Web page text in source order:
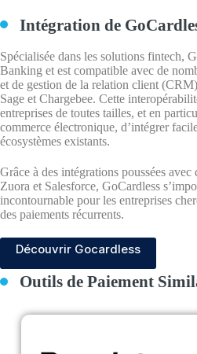
Intégration de
Spécialisée dans les solutions fintech,
Banking et est compatible avec de
et de gestion de la relation client
Sage et Chargebee. Cette
entreprises de toutes tailles, et en
commerce électronique, d’intégrer
écosystèmes existants.
Grâce à des intégrations poussées
Zuora et Salesforce, GoCardless
incontournable pour les entreprises
des paiements récurrents.
Découvrir Gocardless
Outils de Paiement